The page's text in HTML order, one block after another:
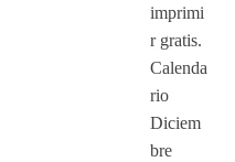
imprimi
r gratis.
Calenda
rio
Diciem
bre